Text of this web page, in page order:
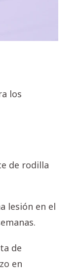
los
de rodilla
lesión en el
de
en